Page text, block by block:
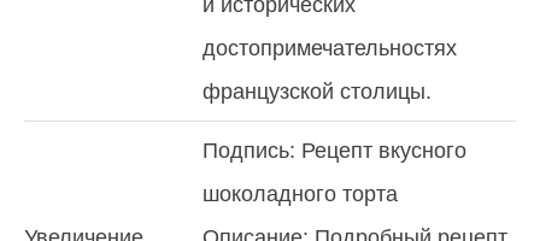
и исторических
достопримечательностях
французской столицы.
Подпись: Рецепт вкусного
шоколадного торта